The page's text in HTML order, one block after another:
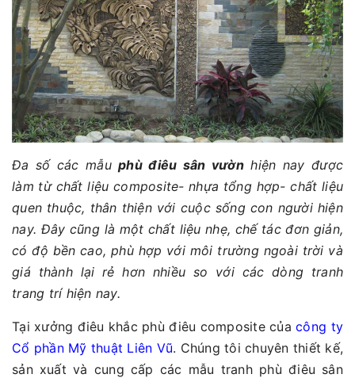
Đa số các mẫuphù điêu sân vườnhiện nay được
làm từ chất liệu composite- nhựa tổng hợp- chất liệu
quen thuộc, thân thiện với cuộc sống con người hiện
nay. Đây cũng là một chất liệu nhẹ, chế tác đơn giản,
có độ bền cao, phù hợp với môi trường ngoài trời và
giá thành lại rẻ hơn nhiều so với các dòng tranh
trang trí hiện nay.
Tại xưởng điêu khắc phù điêu composite củacông ty
Cổ phần Mỹ thuật Liên Vũ. Chúng tôi chuyên thiết kế,
sản xuất và cung cấp các mẫu tranh phù điêu sân